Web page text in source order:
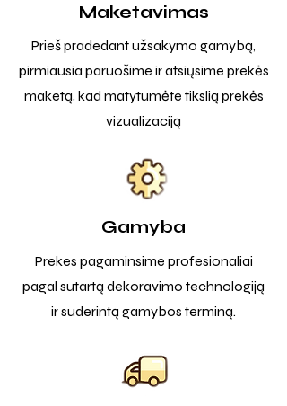
Maketavimas
Prieš pradedant užsakymo gamybą,
pirmiausia paruošime ir atsiųsime prekės
maketą, kad matytumėte tikslią prekės
vizualizaciją
Gamyba
Prekes pagaminsime profesionaliai
pagal sutartą dekoravimo technologiją
ir suderintą gamybos terminą.